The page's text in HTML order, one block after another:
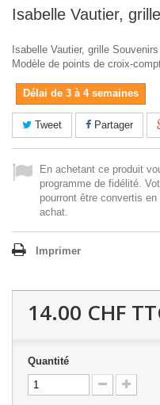
Isabelle Vautier,
Isabelle Vautier, grille
Modèle de points de croix-
Délai de 3 à 4 semaines
Tweet Partager
En achetant ce produit
programme de fidélité.
pourront être convertis
achat.
Imprimer
14.00 CHF
Quantité